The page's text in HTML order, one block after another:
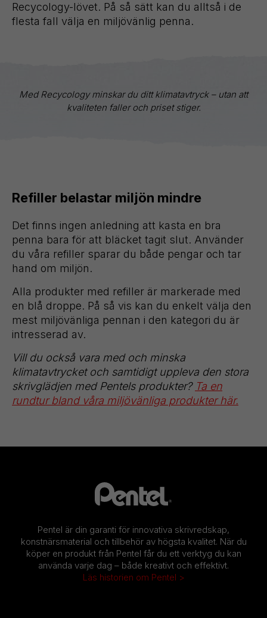
Recycology-lövet. På så sätt kan du alltså i de
flesta fall välja en miljövänlig penna.
Med Recycology minskar du ditt klimatavtryck – utan att
kvaliteten faller och priset stiger.
Refiller belastar miljön mindre
Det finns ingen anledning att kasta en bra
penna bara för att bläcket tagit slut. Använder
du våra refiller sparar du både pengar och tar
hand om miljön.
Alla produkter med refiller är markerade med
en blå droppe. På så vis kan du enkelt välja den
mest miljövänliga pennan i den kategori du är
intresserad av.
Vill du också vara med och minska
klimatavtrycket och samtidigt uppleva den stora
skrivglädjen med Pentels produkter? Ta en
rundtur bland våra miljövänliga produkter här.
Pentel är din garanti för innovativa skrivredskap,
konstnärsmaterial och tillbehör av högsta kvalitet. När du
köper en produkt från Pentel får du ett verktyg du kan
använda varje dag – både kreativt och effektivt.
Läs historien om Pentel >